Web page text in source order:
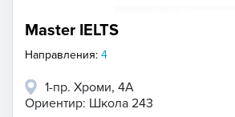
Master IELTS
Направления: 4
1-пр. Хроми, 4А
Ориентир: Школа 243